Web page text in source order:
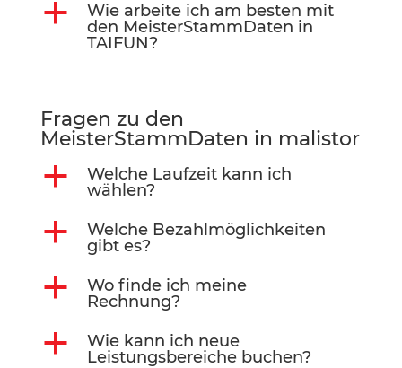
a
Wie arbeite ich am besten mit
den MeisterStammDaten in
TAIFUN?
Fragen zu den
MeisterStammDaten in malistor
a
Welche Laufzeit kann ich
wählen?
a
Welche Bezahlmöglichkeiten
gibt es?
a
Wo finde ich meine
Rechnung?
a
Wie kann ich neue
Leistungsbereiche buchen?